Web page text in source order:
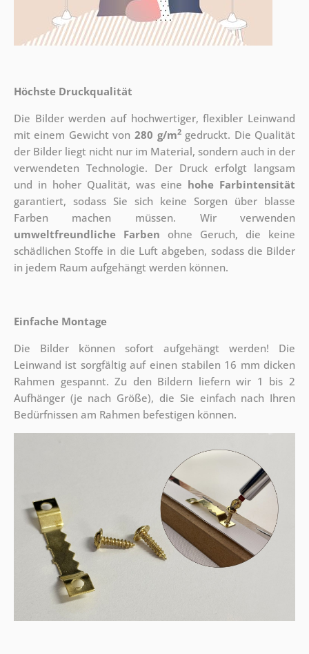
Höchste Druckqualität
Die Bilder werden auf hochwertiger, flexibler Leinwand
mit einem Gewicht von 280 g/m2gedruckt. Die Qualität
der Bilder liegt nicht nur im Material, sondern auch in der
verwendeten Technologie. Der Druck erfolgt langsam
und in hoher Qualität, was eine hohe Farbintensität
garantiert, sodass Sie sich keine Sorgen über blasse
Farben machen müssen. Wir verwenden
umweltfreundliche Farben ohne Geruch, die keine
schädlichen Stoffe in die Luft abgeben, sodass die Bilder
in jedem Raum aufgehängt werden können.
Einfache Montage
Die Bilder können sofort aufgehängt werden! Die
Leinwand ist sorgfältig auf einen stabilen 16 mm dicken
Rahmen gespannt. Zu den Bildern liefern wir 1 bis 2
Aufhänger (je nach Größe), die Sie einfach nach Ihren
Bedürfnissen am Rahmen befestigen können.